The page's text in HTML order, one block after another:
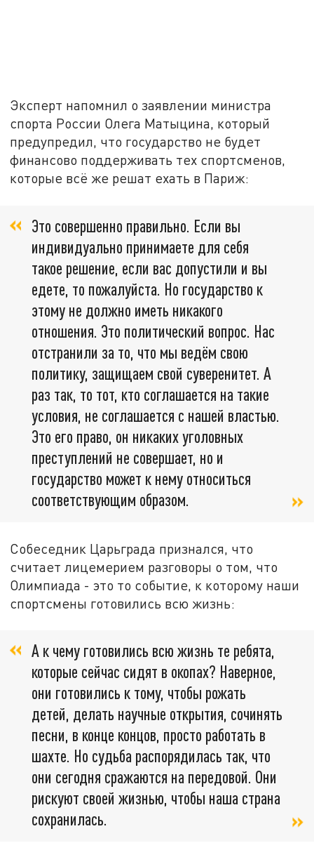
Эксперт напомнил о заявлении министра
спорта России Олега Матыцина, который
предупредил, что государство не будет
финансово поддерживать тех спортсменов,
которые всё же решат ехать в Париж:
Это совершенно правильно. Если вы
индивидуально принимаете для себя
такое решение, если вас допустили и вы
едете, то пожалуйста. Но государство к
этому не должно иметь никакого
отношения. Это политический вопрос. Нас
отстранили за то, что мы ведём свою
политику, защищаем свой суверенитет. А
раз так, то тот, кто соглашается на такие
условия, не соглашается с нашей властью.
Это его право, он никаких уголовных
преступлений не совершает, но и
государство может к нему относиться
соответствующим образом.
Собеседник Царьграда признался, что
считает лицемерием разговоры о том, что
Олимпиада - это то событие, к которому наши
спортсмены готовились всю жизнь:
А к чему готовились всю жизнь те ребята,
которые сейчас сидят в окопах? Наверное,
они готовились к тому, чтобы рожать
детей, делать научные открытия, сочинять
песни, в конце концов, просто работать в
шахте. Но судьба распорядилась так, что
они сегодня сражаются на передовой. Они
рискуют своей жизнью, чтобы наша страна
сохранилась.